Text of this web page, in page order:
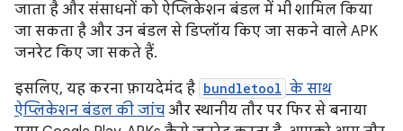
जाता है और संसाधनों को ऐप्लिकेशन बंडल में भी शामिल किया
जा सकता है और उन बंडल से डिप्लॉय किए जा सकने वाले APK
जनरेट किए जा सकते हैं.
इसलिए, यह करना फ़ायदेमंद है bundletool के साथ
ऐप्लिकेशन बंडल की जांच और स्थानीय तौर पर फिर से बनाया